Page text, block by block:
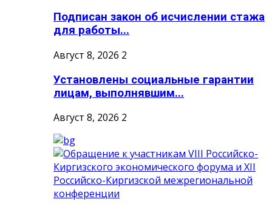
Подписан закон об исчислении стажа
для работы...
Август 8, 2026 2
Установлены социальные гарантии
лицам, выполнявшим...
Август 8, 2026 2